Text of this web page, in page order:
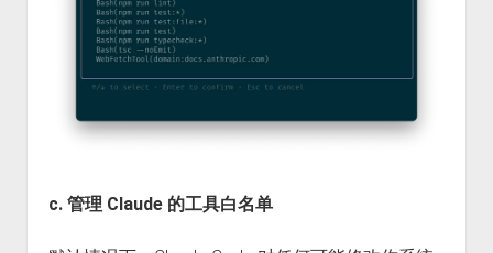
c. 管理 Claude 的工具白名单